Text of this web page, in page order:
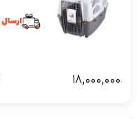
۱۸,۰۰۰,۰۰۰